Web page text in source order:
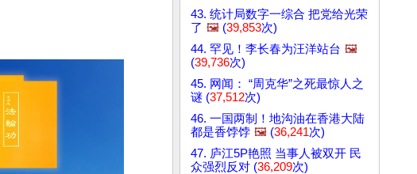
43. 统计局数字一综合 把党给光荣
了 🖼️ (39,853次)
44. 罕见！李长春为汪洋站台 🖼️
(39,736次)
45. 网闻： “周克华”之死最惊人之
谜 (37,512次)
46. 一国两制！地沟油在香港大陆
都是香饽饽 🖼️ (36,241次)
47. 庐江5P艳照 当事人被双开 民
众强烈反对 (36,209次)